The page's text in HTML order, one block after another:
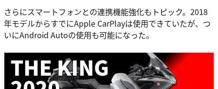
さらにスマートフォンとの連携機能強化もトピック。2018
年モデルからすでにApple CarPlayは使用できていたが、つ
いにAndroid Autoの使用も可能になった。